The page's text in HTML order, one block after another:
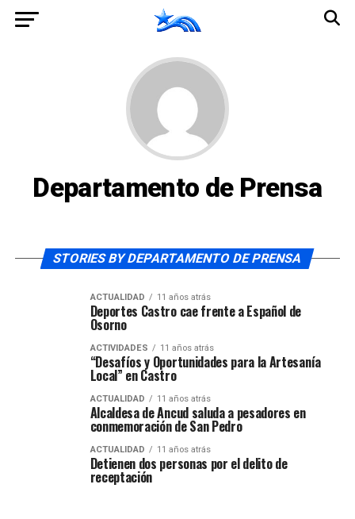
Departamento de Prensa
STORIES BY DEPARTAMENTO DE PRENSA
ACTUALIDAD 11 años atrás
Deportes Castro cae frente a Español de
Osorno
ACTIVIDADES 11 años atrás
“Desafíos y Oportunidades para la Artesanía
Local” en Castro
ACTUALIDAD 11 años atrás
Alcaldesa de Ancud saluda a pesadores en
conmemoración de San Pedro
ACTUALIDAD 11 años atrás
Detienen dos personas por el delito de
receptación